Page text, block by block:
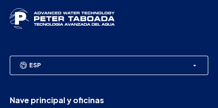
ESP
Nave principal y oficinas